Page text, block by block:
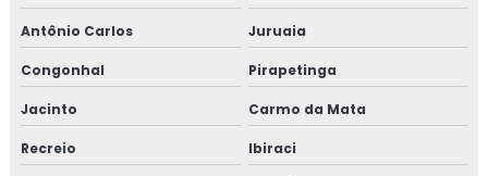
Antônio Carlos Juruaia
Congonhal Pirapetinga
Jacinto Carmo da Mata
Recreio Ibiraci